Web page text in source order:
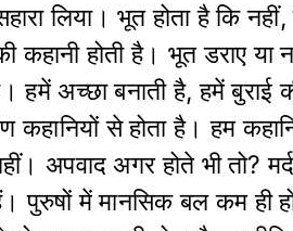
लिया। भूत होता है कि
कहानी होती है। भूत डराए या
हमें अच्छा बनाती है, हमें
कहानियों से होता है। हम
अपवाद अगर होते भी तो?
पुरुषों में मानसिक बल कम ही